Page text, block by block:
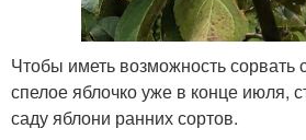
Чтобы иметь возможность сорвать
спелое яблочко уже в конце июля,
саду яблони ранних сортов.